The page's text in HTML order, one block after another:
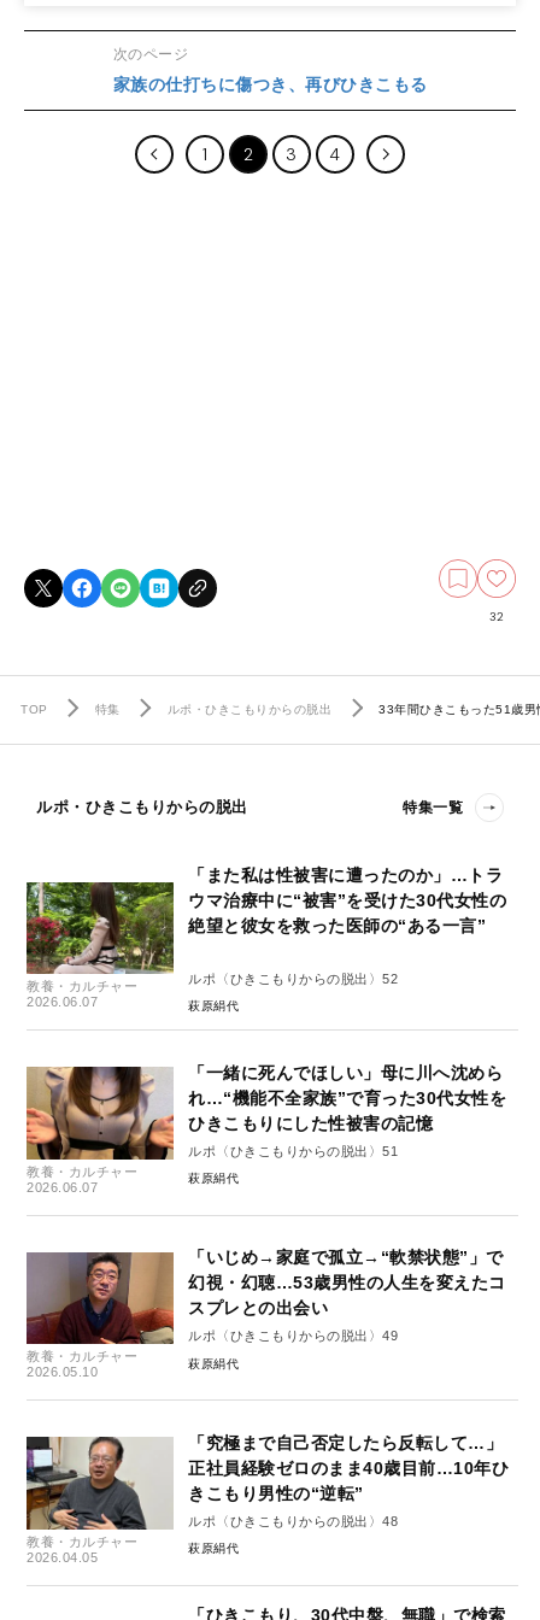
次のページ
家族の仕打ちに傷つき、再びひきこもる
1 2 3 4
32
TOP 特集 ルポ・ひきこもりからの脱出 33年間ひきこもった51歳
ルポ・ひきこもりからの脱出 特集一覧
教養・カルチャー
2026.06.07
「また私は性被害に遭ったのか」…トラ
ウマ治療中に“被害”を受けた30代女性の
絶望と彼女を救った医師の“ある一言”
ルポ〈ひきこもりからの脱出〉52
萩原絹代
教養・カルチャー
2026.06.07
「一緒に死んでほしい」母に川へ沈めら
れ…“機能不全家族”で育った30代女性を
ひきこもりにした性被害の記憶
ルポ〈ひきこもりからの脱出〉51
萩原絹代
教養・カルチャー
2026.05.10
「いじめ→家庭で孤立→“軟禁状態”」で
幻視・幻聴…53歳男性の人生を変えたコ
スプレとの出会い
ルポ〈ひきこもりからの脱出〉49
萩原絹代
教養・カルチャー
2026.04.05
「究極まで自己否定したら反転して…」
正社員経験ゼロのまま40歳目前…10年ひ
きこもり男性の“逆転”
ルポ〈ひきこもりからの脱出〉48
萩原絹代
「ひきこもり、30代中盤、無職」で検索